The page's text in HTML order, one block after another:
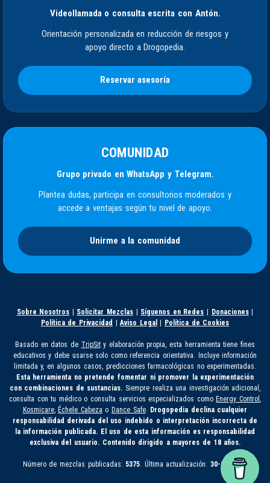
Videollamada o consulta escrita con Antón.
Orientación personalizada en reducción de riesgos y
apoyo directo a Drogopedia.
Reservar asesoría
COMUNIDAD
Grupo privado en WhatsApp y Telegram.
Plantea dudas, participa en consultorios moderados y
accede a ventajas según tu nivel de apoyo.
Unirme a la comunidad
Sobre Nosotros Solicitar Mezclas Síguenos en Redes Donaciones|
Política de Privacidad
|Aviso Legal Política de Cookies
Basado en datos de TripSity elaboración propia, esta herramienta tiene fines
educativos y debe usarse solo como referencia orientativa. Incluye información
limitada y, en algunos casos, predicciones farmacológicas no experimentadas.
Esta herramienta no pretende fomentar ni promover la experimentación
con combinaciones de sustancias. Siempre realiza una investigación adicional,
consulta con tu médico o consulta servicios especializados como Energy Control,
Kosmicare, Échele Cabeza o Dance Safe. Drogopedia declina cualquier
responsabilidad derivada del uso indebido o interpretación incorrecta de
la información publicada. El uso de esta información es responsabilidad
exclusiva del usuario. Contenido dirigido a mayores de 18 años.
Número de mezclas publicadas: 5375. Última actualización:30-07-2026.